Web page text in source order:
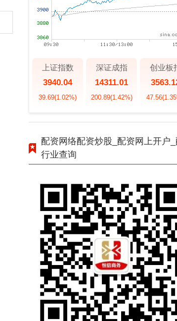
上证指数
3940.04
39.69(1.02%)
深证成指
14311.01
200.89(1.42%)
创业板
47.56
配资网络配资炒股_配资网上开户
行业查询